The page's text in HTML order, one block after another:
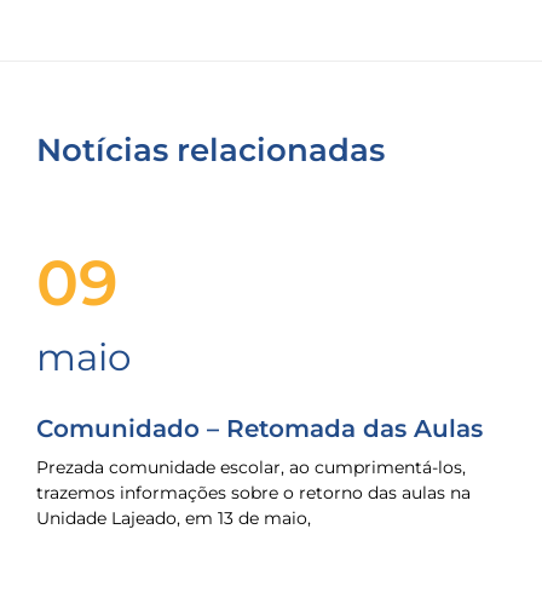
Notícias relacionadas
09
maio
Comunidado – Retomada das Aulas
Prezada comunidade escolar, ao cumprimentá-los,
trazemos informações sobre o retorno das aulas na
Unidade Lajeado, em 13 de maio,